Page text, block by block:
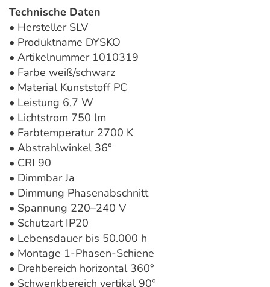
Technische Daten
• Hersteller SLV
• Produktname DYSKO
• Artikelnummer 1010319
• Farbe weiß/schwarz
• Material Kunststoff PC
• Leistung 6,7 W
• Lichtstrom 750 lm
• Farbtemperatur 2700 K
• Abstrahlwinkel 36°
• CRI 90
• Dimmbar Ja
• Dimmung Phasenabschnitt
• Spannung 220–240 V
• Schutzart IP20
• Lebensdauer bis 50.000 h
• Montage 1-Phasen-Schiene
• Drehbereich horizontal 360°
• Schwenkbereich vertikal 90°